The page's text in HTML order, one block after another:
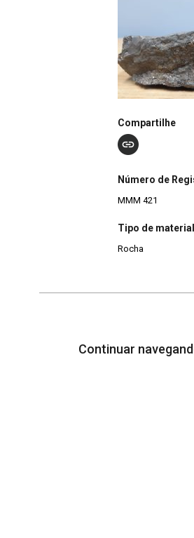
Compartilhe
Número de
MMM 421
Tipo de material
Rocha
Continuar